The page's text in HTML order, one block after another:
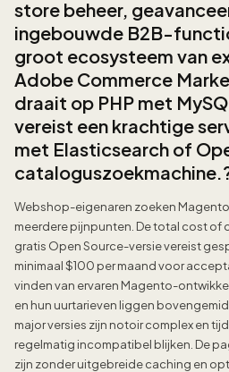
store beheer,
ingebouwde B2B-
groot ecosysteem van
Adobe Commerce
draait op PHP met
vereist een krachtige
met Elasticsearch of
Webshop-eigenaren zoeken
meerdere pijnpunten. De total cost of
gratis Open Source-versie vereist
minimaal $100 per maand voor
vinden van ervaren Magento-
en hun uurtarieven liggen
major versies zijn notoir complex en
regelmatig incompatibel blijken. De
zijn zonder uitgebreide caching en